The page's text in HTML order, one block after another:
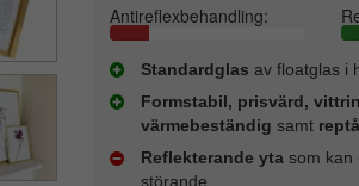
Antireflexbehandling:
Standardglas av floatglas i
Formstabil, prisvärd,
värmebeständig samt
Reflekterande yta som kan
störande.